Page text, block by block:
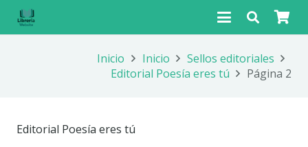
Inicio Inicio
Sellos editoriales
Editorial Poesía eres tú
Página 2
Editorial Poesía eres tú